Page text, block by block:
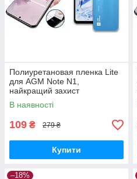
Полиуретановая пленка Lite
для AGM Note N1,
найкращий захист
В наявності
109 ₴ 279 ₴
Купити
–18%